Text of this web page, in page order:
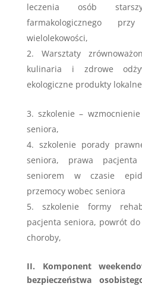
leczenia osób
farmakologicznego
wielolekowości,
Warsztaty
kulinaria i zdrowe
ekologiczne produkty
szkolenie –
seniora,
szkolenie porady
seniora, prawa
seniorem w czasie
przemocy wobec seniora
szkolenie formy
pacjenta seniora, powrót
choroby,
II. Komponent
bezpieczeństwa